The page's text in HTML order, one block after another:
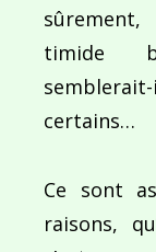
sûrement,
timide
certains…
Ce sont
raisons,